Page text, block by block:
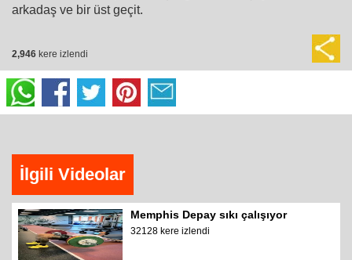
arkadaş ve bir üst geçit.
2,946 kere izlendi
İlgili Videolar
Memphis Depay sıkı çalışıyor
32128 kere izlendi